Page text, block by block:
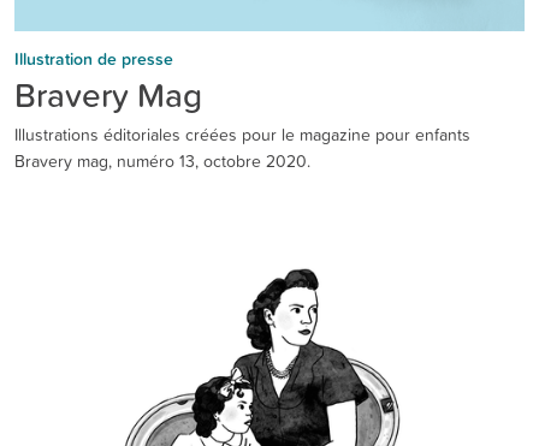
Illustration de presse
Bravery Mag
Illustrations éditoriales créées pour le magazine pour enfants
Bravery mag, numéro 13, octobre 2020.